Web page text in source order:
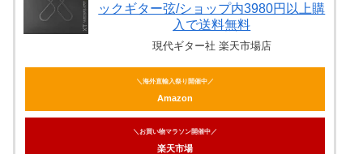
ックギター弦/ショップ内3980円以上購
入で送料無料
現代ギター社 楽天市場店
＼海外直輸入祭り開催中／
Amazon
＼お買い物マラソン開催中／
楽天市場